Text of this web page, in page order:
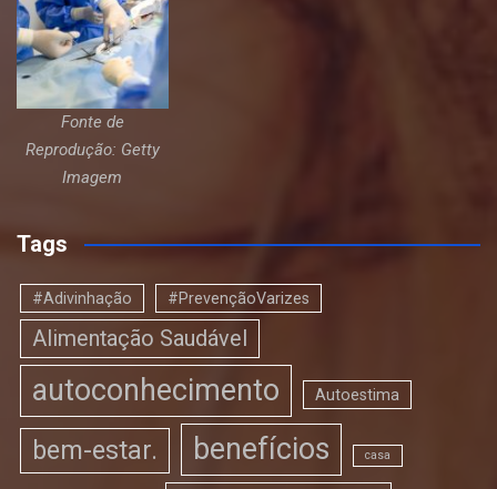
Fonte de
Reprodução: Getty
Imagem
Tags
#Adivinhação #PrevençãoVarizes
Alimentação Saudável
autoconhecimento Autoestima
bem-estar. benefícios casa